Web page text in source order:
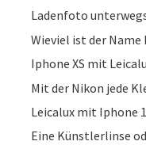
Ladenfoto
Wieviel ist der
Iphone XS mit
Mit der Nikon jede
Leicalux mit Iphone
Eine Künstlerlinse